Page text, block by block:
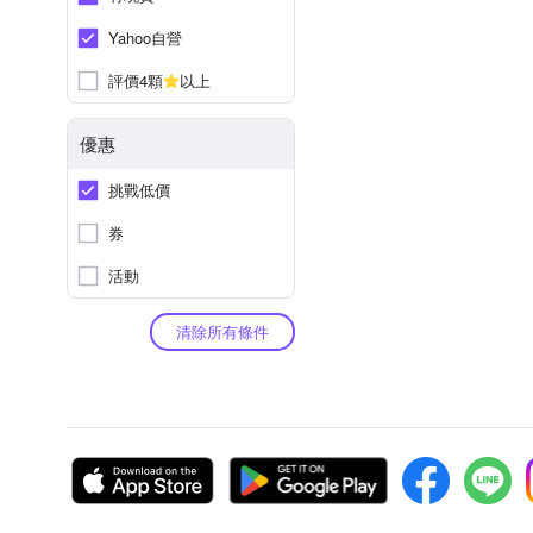
Yahoo自營
評價4顆
以上
優惠
挑戰低價
券
活動
清除所有條件